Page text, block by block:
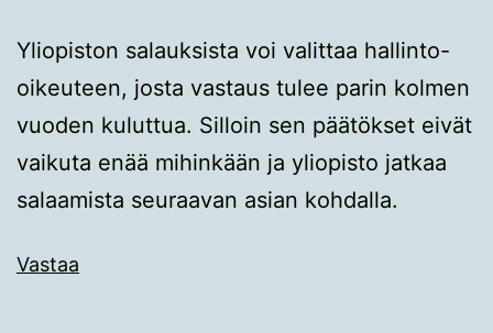
Yliopiston salauksista voi valittaa hallinto-
oikeuteen, josta vastaus tulee parin kolmen
vuoden kuluttua. Silloin sen päätökset eivät
vaikuta enää mihinkään ja yliopisto jatkaa
salaamista seuraavan asian kohdalla.
Vastaa